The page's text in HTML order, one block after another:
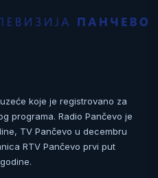
koje je registrovano za
programa. Radio Pančevo je
TV Pančevo u decembru
RTV Pančevo prvi put